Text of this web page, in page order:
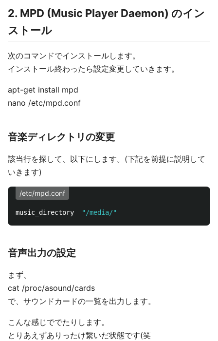
2. MPD (Music Player Daemon) のイン
ストール
次のコマンドでインストールします。
インストール終わったら設定変更していきます。
apt-get install mpd
nano /etc/mpd.conf
音楽ディレクトリの変更
該当行を探して、以下にします。(下記を前提に説明して
いきます)
/etc/mpd.conf
music_directory "/media/"
音声出力の設定
まず、
cat /proc/asound/cards
で、サウンドカードの一覧を出力します。
こんな感じででたりします。
とりあえずありったけ繋いだ状態です(笑